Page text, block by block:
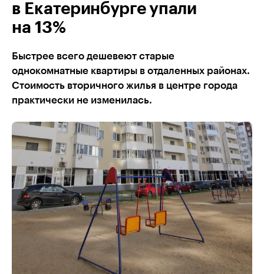
в Екатеринбурге упали
на 13%
Быстрее всего дешевеют старые
однокомнатные квартиры в отдаленных районах.
Стоимость вторичного жилья в центре города
практически не изменилась.